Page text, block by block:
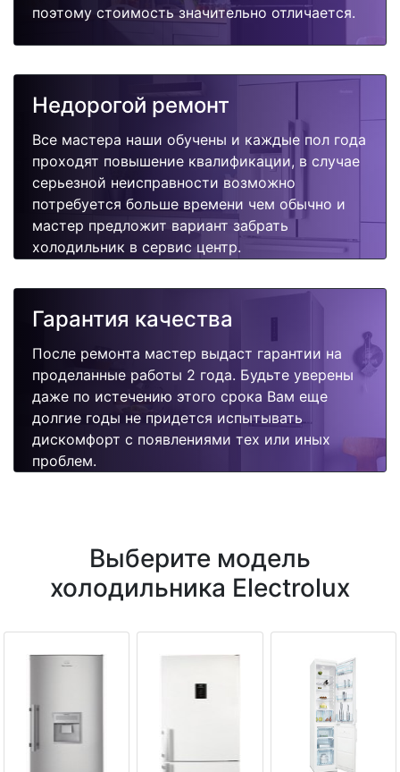
поэтому стоимость значительно отличается.
Недорогой ремонт
Все мастера наши обучены и каждые пол года
проходят повышение квалификации, в случае
серьезной неисправности возможно
потребуется больше времени чем обычно и
мастер предложит вариант забрать
холодильник в сервис центр.
Гарантия качества
После ремонта мастер выдаст гарантии на
проделанные работы 2 года. Будьте уверены
даже по истечению этого срока Вам еще
долгие годы не придется испытывать
дискомфорт с появлениями тех или иных
проблем.
Выберите модель
холодильника Electrolux